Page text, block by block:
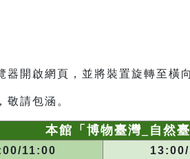
開啟網頁，並將裝置旋轉至橫
敬請包涵。
本館「博物臺灣_自然臺
11:00